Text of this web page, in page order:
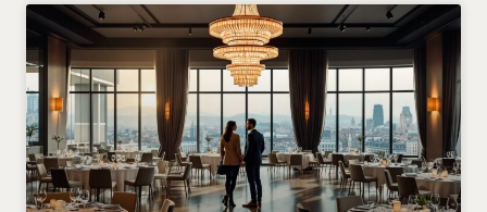
orologireplica.to
review
has
been
licensed
by
the
official
accreditation.